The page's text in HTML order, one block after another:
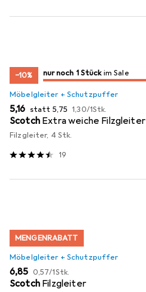
−10% noch 1 Stückim Sale
nur noch 1 Stück im Sale
Möbelgleiter + Schutzpuffer
EUR
5,16 statt EUR
5,75 EUR
1,30/1Stk.
Scotch Extra weiche Filzgleiter
Filzgleiter, 4 Stk.
19
MENGENRABATT
Möbelgleiter + Schutzpuffer
EUR
6,85 EUR
0,57/1Stk.
Scotch Filzgleiter